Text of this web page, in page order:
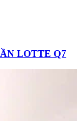
LOTTE Q7